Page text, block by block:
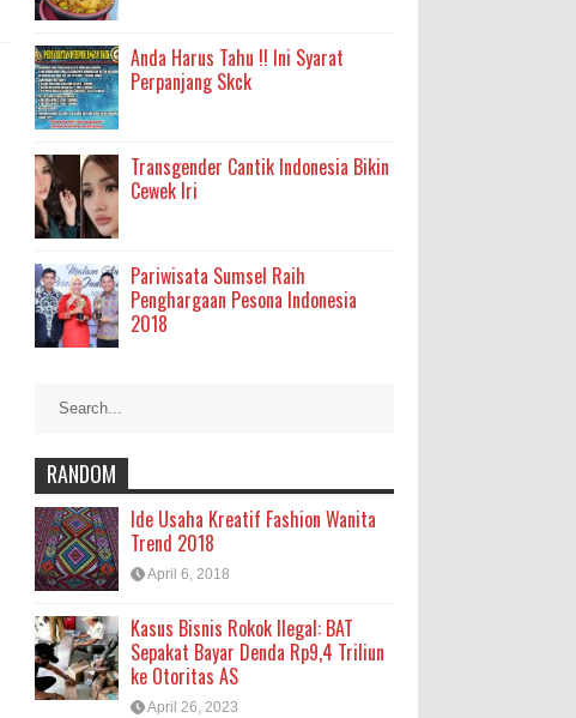
Anda Harus Tahu !! Ini Syarat
Perpanjang Skck
Transgender Cantik Indonesia Bikin
Cewek Iri
Pariwisata Sumsel Raih
Penghargaan Pesona Indonesia
2018
RANDOM
Ide Usaha Kreatif Fashion Wanita
Trend 2018
April 6, 2018
Kasus Bisnis Rokok Ilegal: BAT
Sepakat Bayar Denda Rp9,4 Triliun
ke Otoritas AS
April 26, 2023